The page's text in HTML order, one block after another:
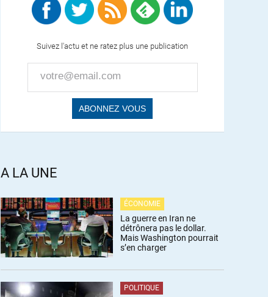
Suivez l'actu et ne ratez plus une publication
A LA UNE
ÉCONOMIE
La guerre en Iran ne
détrônera pas le dollar.
Mais Washington pourrait
s’en charger
POLITIQUE